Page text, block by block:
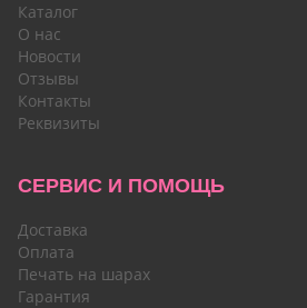
Каталог
О нас
Новости
Отзывы
Контакты
Реквизиты
СЕРВИС И ПОМОЩЬ
Доставка
Оплата
Печать на шарах
Гарантия